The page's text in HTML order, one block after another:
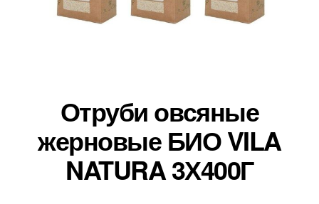
Отруби овсяные
жерновые БИО VILA
NATURA 3Х400Г